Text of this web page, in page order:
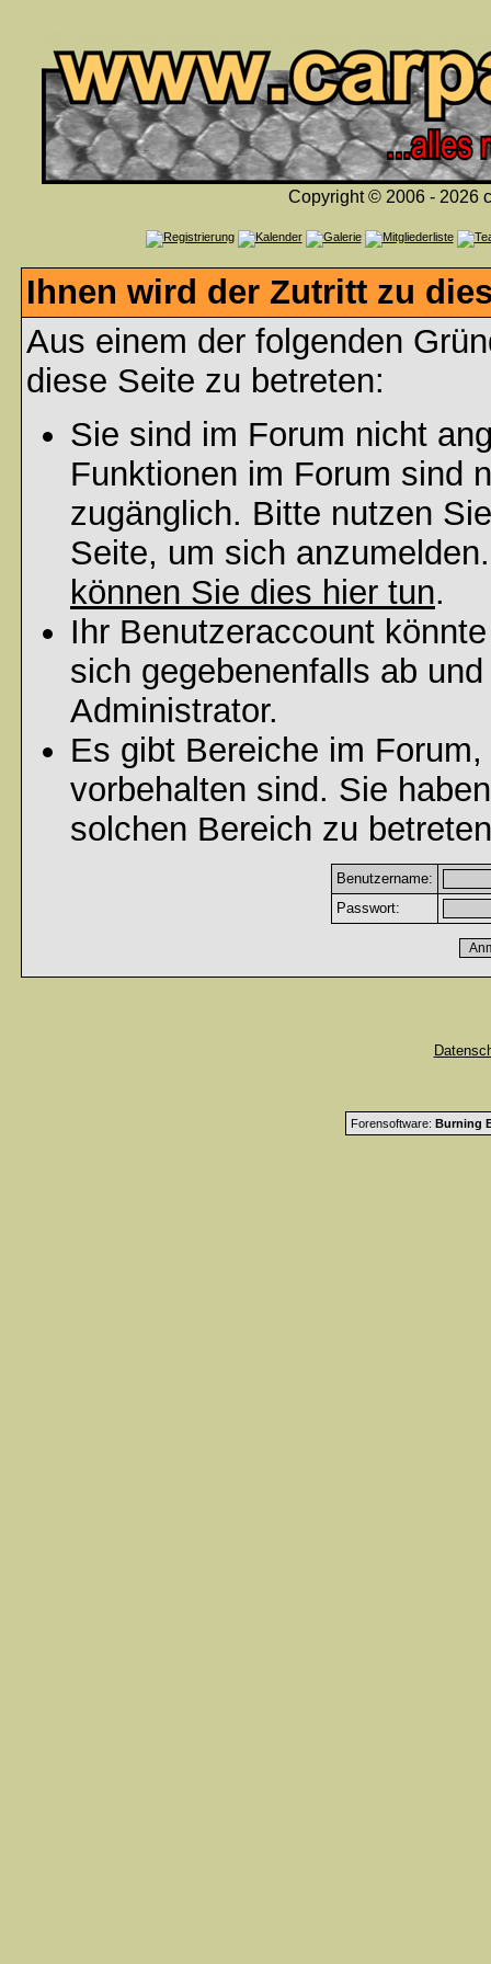
Copyright © 2006 - 2026
Ihnen wird der Zutritt zu
Aus einem der folgenden
diese Seite zu betreten:
Sie sind im Forum nicht
Funktionen im Forum sind
zugänglich. Bitte nutzen
Seite, um sich
können Sie dies hier tun.
Ihr Benutzeraccount
sich gegebenenfalls ab
Administrator.
Es gibt Bereiche im
vorbehalten sind. Sie
solchen Bereich zu
Benutzername:
Passwort:
Forensoftware: Burning